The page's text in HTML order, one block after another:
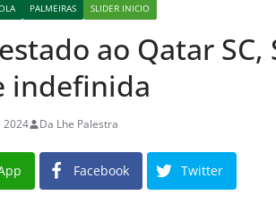
PALMEIRAS SLIDER INICIO
ao Qatar
indefinida
2024 Da Lhe Palestra
Facebook Twitter